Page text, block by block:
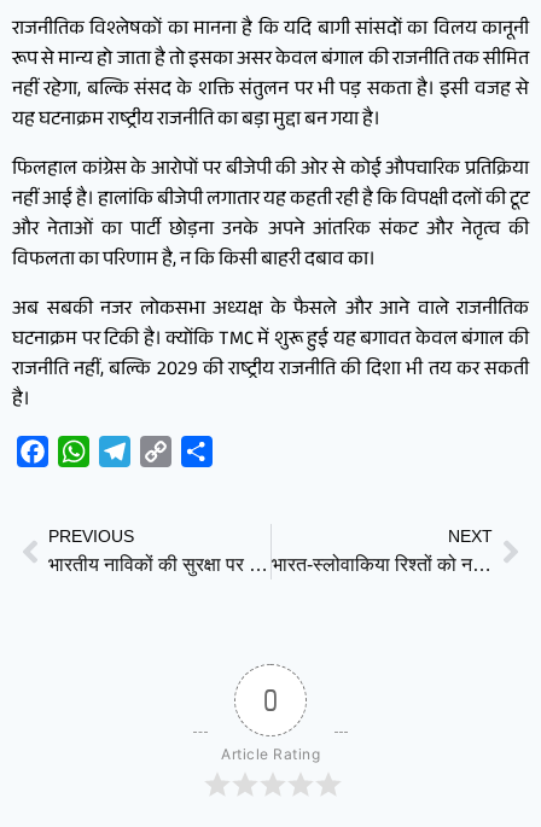
राजनीतिक विश्लेषकों का मानना है कि यदि बागी सांसदों का विलय कानूनी
रूप से मान्य हो जाता है तो इसका असर केवल बंगाल की राजनीति तक सीमित
नहीं रहेगा, बल्कि संसद के शक्ति संतुलन पर भी पड़ सकता है। इसी वजह से
यह घटनाक्रम राष्ट्रीय राजनीति का बड़ा मुद्दा बन गया है।
फिलहाल कांग्रेस के आरोपों पर बीजेपी की ओर से कोई औपचारिक प्रतिक्रिया
नहीं आई है। हालांकि बीजेपी लगातार यह कहती रही है कि विपक्षी दलों की टूट
और नेताओं का पार्टी छोड़ना उनके अपने आंतरिक संकट और नेतृत्व की
विफलता का परिणाम है, न कि किसी बाहरी दबाव का।
अब सबकी नजर लोकसभा अध्यक्ष के फैसले और आने वाले राजनीतिक
घटनाक्रम पर टिकी है। क्योंकि TMC में शुरू हुई यह बगावत केवल बंगाल की
राजनीति नहीं, बल्कि 2029 की राष्ट्रीय राजनीति की दिशा भी तय कर सकती
है।
FacebookWhatsAppTelegram
Copy
PREVIOUS
भारतीय नाविकों की सुरक्षा पर बड़ा फैसला: संघर्ष क्षेत्रों में नहीं भेजे जाएंगे भारतीय समुद्री कर्मचारी
NEXT
भारत-स्लोवाकिया रिश्तों को नई उड़ान, रक्षा, तकनीक और रोजगार पर कई बड़े समझौते
0
Article Rating